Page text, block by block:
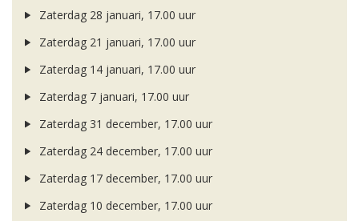
Zaterdag 28 januari, 17.00 uur
Zaterdag 21 januari, 17.00 uur
Zaterdag 14 januari, 17.00 uur
Zaterdag 7 januari, 17.00 uur
Zaterdag 31 december, 17.00 uur
Zaterdag 24 december, 17.00 uur
Zaterdag 17 december, 17.00 uur
Zaterdag 10 december, 17.00 uur